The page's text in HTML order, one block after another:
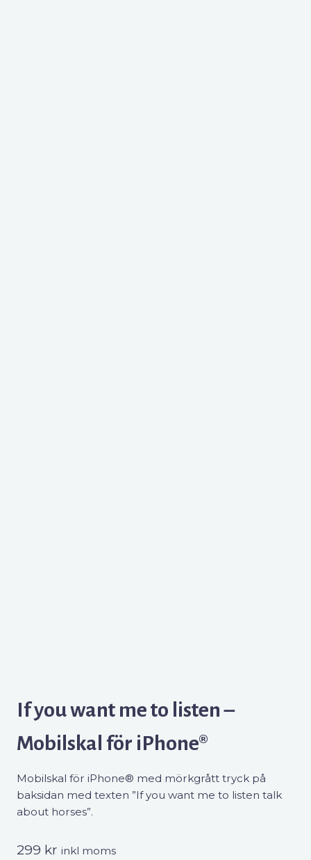
If you want me to listen –
Mobilskal för iPhone®
Mobilskal för iPhone® med mörkgrått tryck på
baksidan med texten ”If you want me to listen talk
about horses”.
299 kr inkl moms